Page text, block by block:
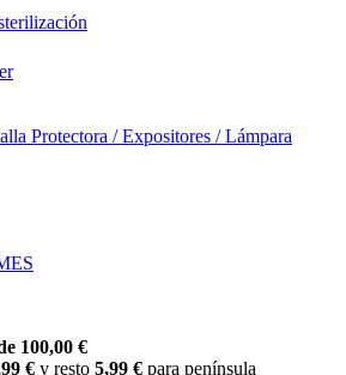
Protectora / Expositores / Lámpara
100,00 €
€ y resto 5,99 € para península